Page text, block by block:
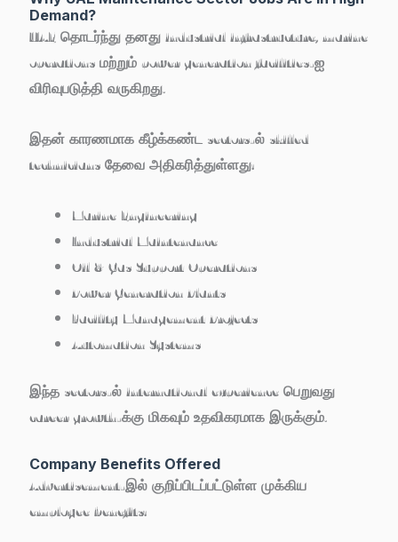
Demand?
UAE தொடர்ந்து தனது industrial infrastructure, marine
operations மற்றும் power generation facilities-ஐ
விரிவுபடுத்தி வருகிறது.
இதன் காரணமாக கீழ்க்கண்ட sectors-ல் skilled
technicians தேவை அதிகரித்துள்ளது:
Marine Engineering
Industrial Maintenance
Oil & Gas Support Operations
Power Generation Plants
Facility Management Projects
Automation Systems
இந்த sectors-ல் international experience பெறுவது
career growth-க்கு மிகவும் உதவிகரமாக இருக்கும்.
Company Benefits Offered
Advertisement-இல் குறிப்பிடப்பட்டுள்ள முக்கிய
employee benefits: